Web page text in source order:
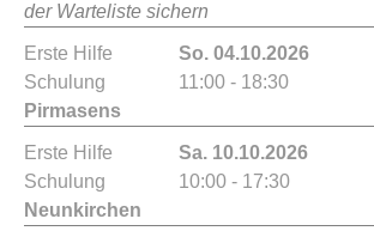
der Warteliste sichern
Erste Hilfe
Schulung
Pirmasens
So. 04.10.2026
11:00 - 18:30
Erste Hilfe
Schulung
Neunkirchen
Sa. 10.10.2026
10:00 - 17:30